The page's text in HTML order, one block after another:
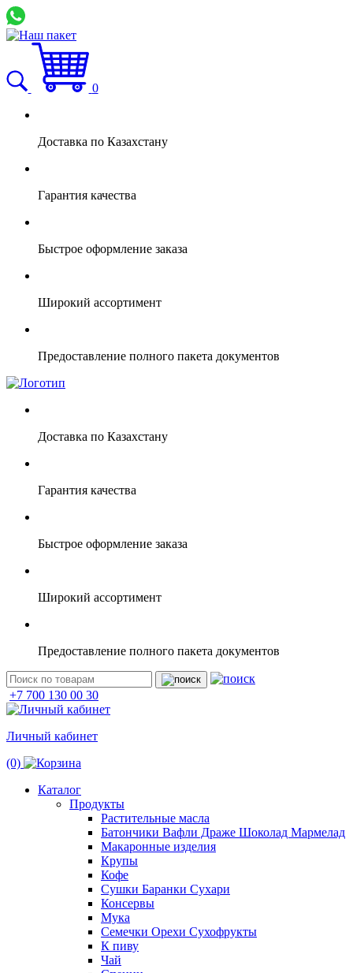
0
Доставка по Казахстану
Гарантия качества
Быстрое оформление заказа
Широкий ассортимент
Предоставление полного пакета документов
Доставка по Казахстану
Гарантия качества
Быстрое оформление заказа
Широкий ассортимент
Предоставление полного пакета документов
+7 700 130 00 30
Личный кабинет
(0)
Каталог
Продукты
Растительные масла
Батончики Вафли Драже Шоколад Мармелад
Макаронные изделия
Крупы
Кофе
Сушки Баранки Сухари
Консервы
Мука
Семечки Орехи Сухофрукты
К пиву
Чай